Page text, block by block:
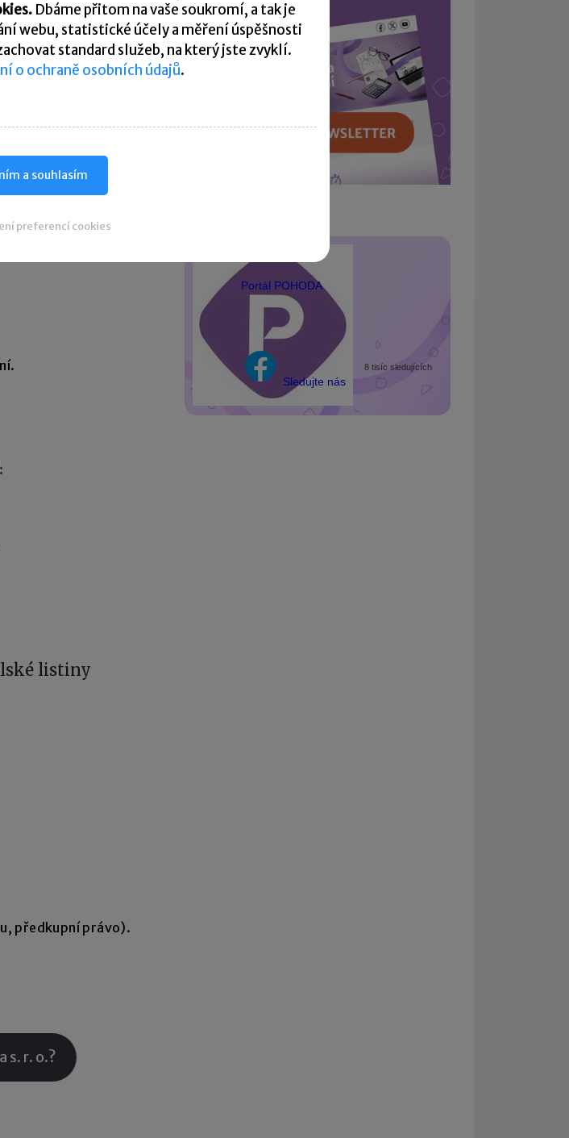
doložitsouhlas
listiny
předkupní právo).
s. r. o.?
Portál POHODA
Sledujte nás
8 tisíc sledujících
Dbáme přitom na vaše soukromí, a tak je
webu, statistické účely a měření úspěšnosti
standard služeb, na který jste zvyklí.
o ochraně osobních údajů.
a souhlasím
preferencí cookies